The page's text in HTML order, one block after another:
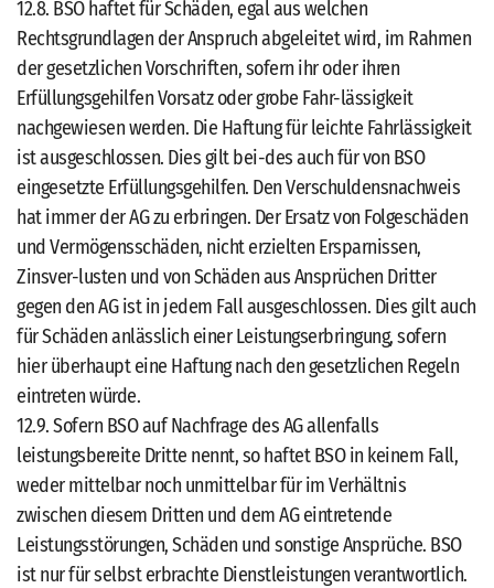
12.8. BSO haftet für Schäden, egal aus welchen
Rechtsgrundlagen der Anspruch abgeleitet wird, im Rahmen
der gesetzlichen Vorschriften, sofern ihr oder ihren
Erfüllungsgehilfen Vorsatz oder grobe Fahr-lässigkeit
nachgewiesen werden. Die Haftung für leichte Fahrlässigkeit
ist ausgeschlossen. Dies gilt bei-des auch für von BSO
eingesetzte Erfüllungsgehilfen. Den Verschuldensnachweis
hat immer der AG zu erbringen. Der Ersatz von Folgeschäden
und Vermögensschäden, nicht erzielten Ersparnissen,
Zinsver-lusten und von Schäden aus Ansprüchen Dritter
gegen den AG ist in jedem Fall ausgeschlossen. Dies gilt auch
für Schäden anlässlich einer Leistungserbringung, sofern
hier überhaupt eine Haftung nach den gesetzlichen Regeln
eintreten würde.
12.9. Sofern BSO auf Nachfrage des AG allenfalls
leistungsbereite Dritte nennt, so haftet BSO in keinem Fall,
weder mittelbar noch unmittelbar für im Verhältnis
zwischen diesem Dritten und dem AG eintretende
Leistungsstörungen, Schäden und sonstige Ansprüche. BSO
ist nur für selbst erbrachte Dienstleistungen verantwortlich.